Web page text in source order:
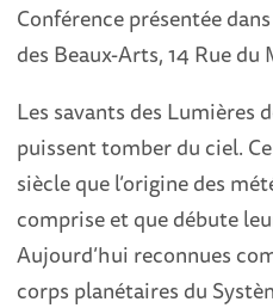
Conférence présentée
des Beaux-Arts, 14 Rue du
Les savants des Lumières
puissent tomber du ciel. Ce
siècle que l’origine des
comprise et que débute
Aujourd’hui reconnues
corps planétaires du